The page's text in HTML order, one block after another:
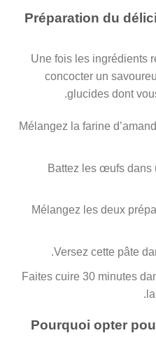
Préparation du
Une fois les ingrédients
concocter un
glucides dont
Mélangez la farine
Battez les œufs dans
Mélangez les deux
Versez cette pâte
Faites cuire 30 minutes
Pourquoi opter